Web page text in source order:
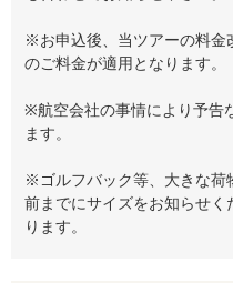
※お申込後、当ツアーの料金
のご料金が適用となります。
※航空会社の事情により予告
ます。
※ゴルフバック等、大きな荷
前までにサイズをお知らせ
ります。